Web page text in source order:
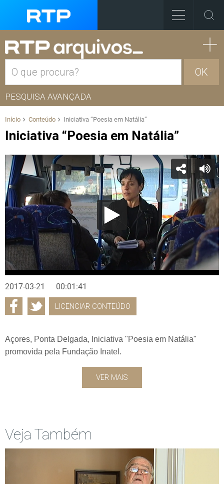
OK
PESQUISA AVANÇADA
Início Conteúdo Iniciativa “Poesia em Natália”
Iniciativa “Poesia em Natália”
2017-03-21 00:01:41
LICENCIAR CONTEÚDO
Açores, Ponta Delgada, Iniciativa "Poesia em Natália"
promovida pela Fundação Inatel.
VER MAIS
Veja Também